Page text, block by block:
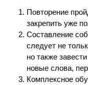
Повторение
закрепить уже
Составление
следует не
но также
новые слова,
Комплексное